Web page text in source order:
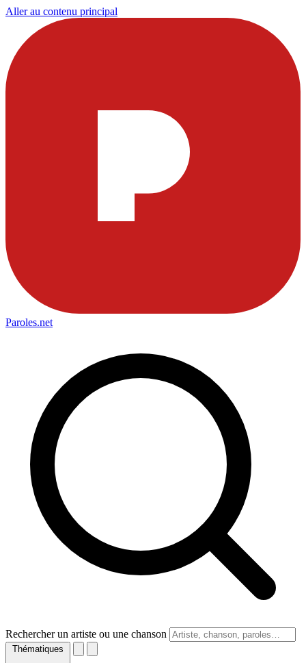
Aller au contenu principal
Paroles.net
Rechercher un artiste ou une chanson
Thématiques